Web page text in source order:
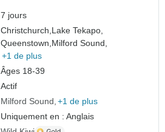
7 jours
Christchurch, Lake Tekapo,
Queenstown, Milford Sound,
+1 de plus
Âges 18-39
Actif
Milford Sound +1 de plus
Uniquement en : Anglais